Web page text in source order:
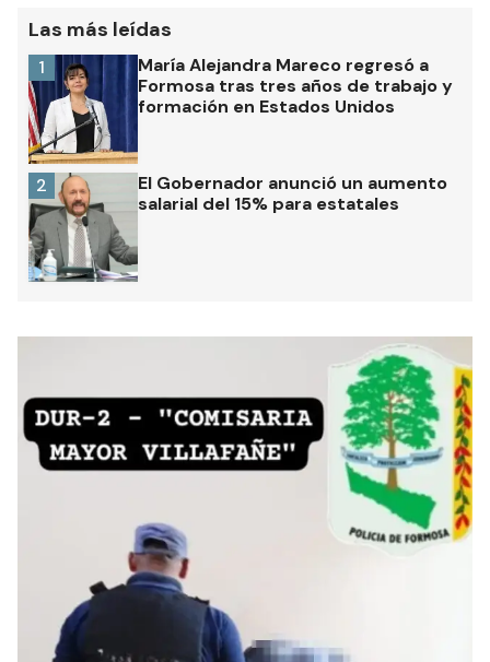
Las más leídas
María Alejandra Mareco regresó a
Formosa tras tres años de trabajo y
formación en Estados Unidos
1
El Gobernador anunció un aumento
salarial del 15% para estatales
2